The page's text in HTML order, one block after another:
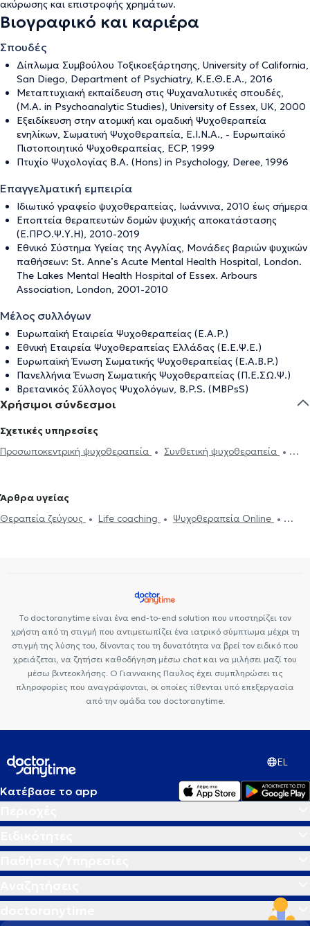
ακύρωσης και επιστροφής χρημάτων.
Βιογραφικό και καριέρα
Σπουδές
Δίπλωμα Συμβούλου Τοξικοεξάρτησης, University of California,
San Diego, Department of Psychiatry, Κ.Ε.Θ.Ε.Α., 2016
Μεταπτυχιακή εκπαίδευση στις Ψυχαναλυτικές σπουδές,
(M.A. in Psychoanalytic Studies), University of Essex, UK, 2000
Εξειδίκευση στην ατομική και ομαδική Ψυχοθεραπεία
ενηλίκων, Σωματική Ψυχοθεραπεία, Ε.Ι.Ν.Α., - Ευρωπαϊκό
Πιστοποιητικό Ψυχοθεραπείας, ECP, 1999
Πτυχίο Ψυχολογίας B.A. (Hons) in Psychology, Deree, 1996
Επαγγελματική εμπειρία
Ιδιωτικό γραφείο ψυχοθεραπείας, Ιωάννινα, 2010 έως σήμερα
Εποπτεία θεραπευτών δομών ψυχικής αποκατάστασης
(Ε.ΠΡΟ.Ψ.Υ.Η), 2010-2019
Εθνικό Σύστημα Υγείας της Αγγλίας, Mονάδες βαριών ψυχικών
παθήσεων: St. Anne’s Acute Mental Health Hospital, London.
The Lakes Mental Health Hospital of Essex. Arbours
Association, London, 2001-2010
Μέλος συλλόγων
Ευρωπαϊκή Εταιρεία Ψυχοθεραπείας (E.A.P.)
Εθνική Εταιρεία Ψυχοθεραπείας Ελλάδας (Ε.Ε.Ψ.Ε.)
Ευρωπαϊκή Ένωση Σωματικής Ψυχοθεραπείας (E.A.B.P.)
Πανελλήνια Ένωση Σωματικής Ψυχοθεραπείας (Π.Ε.ΣΩ.Ψ.)
Βρετανικός Σύλλογος Ψυχολόγων, B.P.S. (MBPsS)
Χρήσιμοι σύνδεσμοι
Σχετικές υπηρεσίες
Προσωποκεντρική ψυχοθεραπεία
Συνθετική ψυχοθεραπεία
Αίσθημα φόβου και πανικού
Ανησυχία και αγωνία
Συμβουλευτική εφήβων
Συμβουλευτική
επαγγελματικού προσανατολισμού
Άρθρα υγείας
Θεραπεία ζεύγους
Life coaching
Ψυχοθεραπεία Online
Το doctoranytime είναι ένα end-to-end solution που υποστηρίζει τον
χρήστη από τη στιγμή που αντιμετωπίζει ένα ιατρικό σύμπτωμα μέχρι τη
στιγμή της λύσης του, δίνοντας του τη δυνατότητα να βρεί τον ειδικό που
χρειάζεται, να ζητήσει καθοδήγηση μέσω chat και να μιλήσει μαζί του
μέσω βιντεοκλήσης. Ο Γιαννακης Παυλος έχει συμπληρώσει τις
πληροφορίες που αναγράφονται, οι οποίες τίθενται υπό επεξεργασία
από την ομάδα του doctoranytime.
EL
Κατέβασε το app